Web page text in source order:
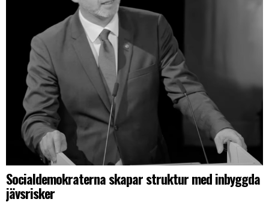
Socialdemokraterna skapar struktur med inbyggda
jävsrisker